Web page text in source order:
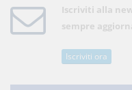
Iscriviti alla
sempre
Iscriviti ora